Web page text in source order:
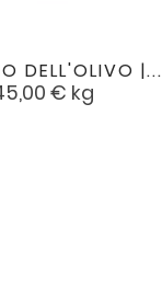
DELL'OLIVO |...
€ kg
 favorite